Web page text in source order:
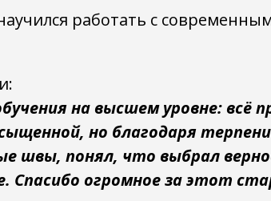
работать с
на высшем уровне: всё
но благодаря
швы, понял, что выбрал
Спасибо огромное за этот